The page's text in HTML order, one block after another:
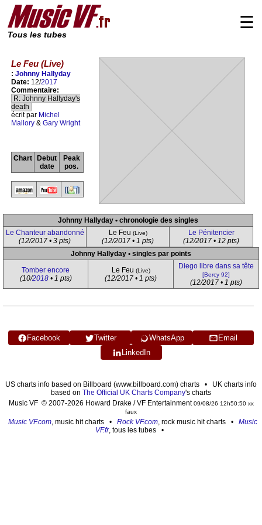
Tous les tubes
☰
Le Feu (Live)
: Johnny Hallyday
Date: 12/2017
Commentaire:
R: Johnny Hallyday's
death
écrit par Michel
Mallory & Gary Wright
Chart
Debut
date
Peak
pos.
Johnny Hallyday • chronologie des singles
Le Chanteur abandonné
(12/2017 • 3 pts)
Le Feu (Live)
(12/2017 • 1 pts)
Le Pénitencier
(12/2017 • 12 pts)
Johnny Hallyday • singles par points
Tomber encore
(10/2018• 1 pts)
Le Feu (Live)
(12/2017 • 1 pts)
Diego libre dans sa tête
[Bercy 92]
(12/2017 • 1 pts)
Facebook Twitter WhatsApp
Email
LinkedIn
US charts info based on Billboard (www.billboard.com) charts • UK charts info
based on The Official UK Charts Company's charts
Music VF © 2007-2026 Howard Drake / VF Entertainment09/08/26 12h50:50 xx
faux
Music VF.com, music hit charts • Rock VF.com, rock music hit charts • Music
VF.fr, tous les tubes •